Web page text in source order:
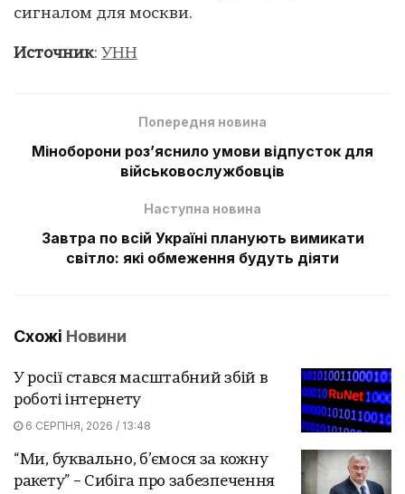
сигналом для москви.
Источник: УНН
Попередня новина
Міноборони роз’яснило умови відпусток для
військовослужбовців
Наступна новина
Завтра по всій Україні планують вимикати
світло: які обмеження будуть діяти
Схожі Новини
У росії стався масштабний збій в
роботі інтернету
6 СЕРПНЯ, 2026 / 13:48
“Ми, буквально, б’ємося за кожну
ракету” – Сибіга про забезпечення